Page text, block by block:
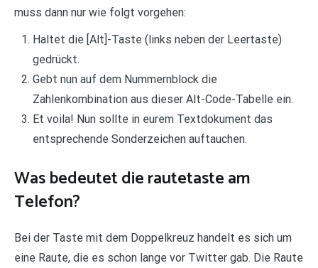
muss dann nur wie folgt vorgehen:
Haltet die [Alt]-Taste (links neben der Leertaste)
gedrückt.
Gebt nun auf dem Nummernblock die
Zahlenkombination aus dieser Alt-Code-Tabelle ein.
Et voila! Nun sollte in eurem Textdokument das
entsprechende Sonderzeichen auftauchen.
Was bedeutet die rautetaste am
Telefon?
Bei der Taste mit dem Doppelkreuz handelt es sich um
eine Raute, die es schon lange vor Twitter gab. Die Raute